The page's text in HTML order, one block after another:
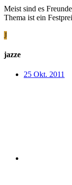
Meist sind es
Thema ist ein
J
jazze
25 Okt. 2011